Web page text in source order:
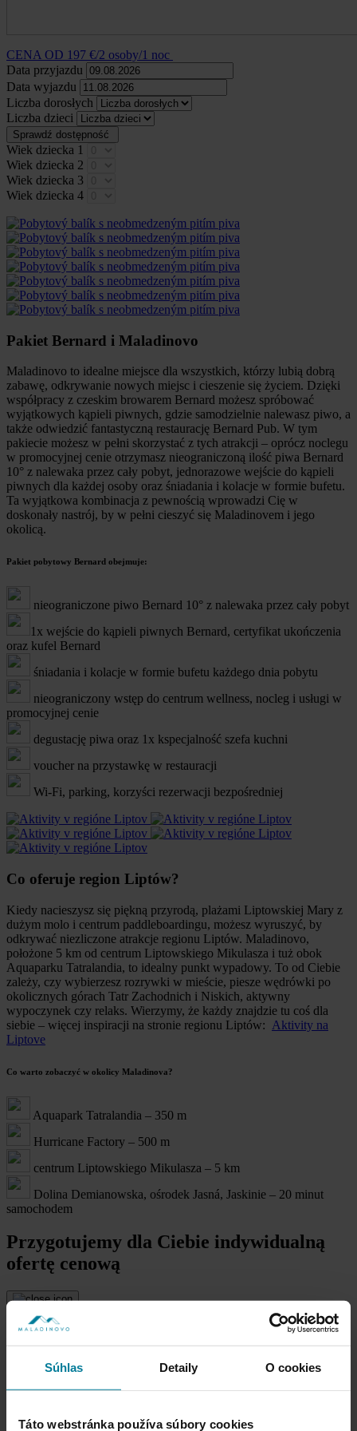
Súhlas Detaily O cookies
Táto webstránka používa súbory cookies
CENA OD 197 €/2 osoby/1 noc
Data przyjazdu
Data wyjazdu
Liczba dorosłych
Liczba dzieci
Sprawdź dostępność
Wiek dziecka 1
Wiek dziecka 2
Wiek dziecka 3
Wiek dziecka 4
Pakiet Bernard i Maladinovo
Maladinovo to idealne miejsce dla wszystkich, którzy lubią dobrą
zabawę, odkrywanie nowych miejsc i cieszenie się życiem. Dzięki
współpracy z czeskim browarem Bernard możesz spróbować
wyjątkowych kąpieli piwnych, gdzie samodzielnie nalewasz piwo, a
także odwiedzić fantastyczną restaurację Bernard Pub. W tym
pakiecie możesz w pełni skorzystać z tych atrakcji – oprócz noclegu
w promocyjnej cenie otrzymasz nieograniczoną ilość piwa Bernard
10° z nalewaka przez cały pobyt, jednorazowe wejście do kąpieli
piwnych dla każdej osoby oraz śniadania i kolacje w formie bufetu.
Ta wyjątkowa kombinacja z pewnością wprowadzi Cię w
doskonały nastrój, by w pełni cieszyć się Maladinovem i jego
okolicą.
Pakiet pobytowy Bernard obejmuje:
nieograniczone piwo Bernard 10° z nalewaka przez cały pobyt
1x wejście do kąpieli piwnych Bernard, certyfikat ukończenia
oraz kufel Bernard
śniadania i kolacje w formie bufetu każdego dnia pobytu
nieograniczony wstęp do centrum wellness, nocleg i usługi w
promocyjnej cenie
degustację piwa oraz 1x kspecjalność szefa kuchni
voucher na przystawkę w restauracji
Wi-Fi, parking, korzyści rezerwacji bezpośredniej
Co oferuje region Liptów?
Kiedy nacieszysz się piękną przyrodą, plażami Liptowskiej Mary z
dużym molo i centrum paddleboardingu, możesz wyruszyć, by
odkrywać niezliczone atrakcje regionu Liptów. Maladinovo,
położone 5 km od centrum Liptowskiego Mikulasza i tuż obok
Aquaparku Tatralandia, to idealny punkt wypadowy. To od Ciebie
zależy, czy wybierzesz rozrywki w mieście, piesze wędrówki po
okolicznych górach Tatr Zachodnich i Niskich, aktywny
wypoczynek czy relaks. Wierzymy, że każdy znajdzie tu coś dla
siebie – więcej inspiracji na stronie regionu Liptów:
Aktivity na
Liptove
Co warto zobaczyć w okolicy Maladinova?
Aquapark Tatralandia – 350 m
Hurricane Factory – 500 m
centrum Liptowskiego Mikulasza – 5 km
Dolina Demianowska, ośrodek Jasná, Jaskinie – 20 minut
samochodem
Przygotujemy dla Ciebie indywidualną
ofertę cenową
Przewidywana data przyjazdu
Przewidywana data wyjazdu